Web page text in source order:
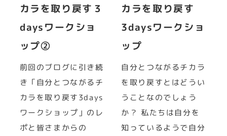
カラを取り戻す３
daysワークショ
ップ②
前回のブログに引き続
き「自分とつながるチ
カラを取り戻す3days
ワークショップ」のレ
ポと皆さまからの
カラを取り戻す
3daysワークショ
ップ
自分とつながるチカラ
を取り戻すとはどうい
うことなのでしょう
か？ 私たちは自分を
知っているようで自分